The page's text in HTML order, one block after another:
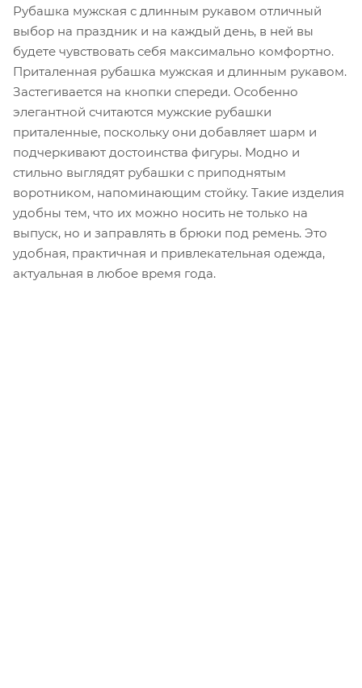
Рубашка мужская с длинным рукавом отличный
выбор на праздник и на каждый день, в ней вы
будете чувствовать себя максимально комфортно.
Приталенная рубашка мужская и длинным рукавом.
Застегивается на кнопки спереди. Особенно
элегантной считаются мужские рубашки
приталенные, поскольку они добавляет шарм и
подчеркивают достоинства фигуры. Модно и
стильно выглядят рубашки с приподнятым
воротником, напоминающим стойку. Такие изделия
удобны тем, что их можно носить не только на
выпуск, но и заправлять в брюки под ремень. Это
удобная, практичная и привлекательная одежда,
актуальная в любое время года.